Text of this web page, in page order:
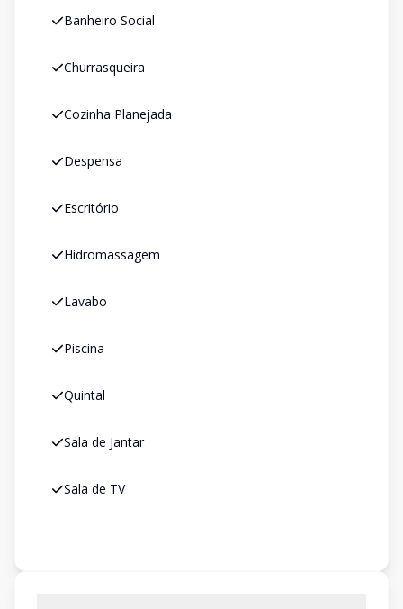
Banheiro Social
Churrasqueira
Cozinha Planejada
Despensa
Escritório
Hidromassagem
Lavabo
Piscina
Quintal
Sala de Jantar
Sala de TV